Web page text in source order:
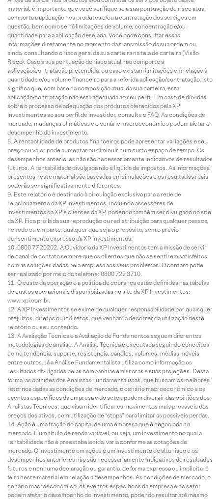
material, é importante que você verifique se a sua pontuação de risco atual
comporta a aplicação nos produtos e/ou a contratação dos serviços em
questão, bem como se há limitações de volume, concentração e/ou
quantidade para a aplicação desejada. Você pode consultar essas
informações diretamente no momento da transmissão da sua ordem ou,
ainda, consultando o risco geral da sua carteira na tela de carteira (Visão
Risco). Caso a sua pontuação de risco atual não comporte a
aplicação/contratação pretendida, ou caso existam limitações em relação à
quantidade e/ou volume financeiro para a referida aplicação/contratação, isto
significa que, com base na composição atual da sua carteira, esta
aplicação/contratação não está adequada ao seu perfil. Em caso de dúvidas
sobre o processo de adequação dos produtos oferecidos pela XP
Investimentos ao seu perfil de investidor, consulte o FAQ. As condições de
mercado, mudanças climáticas e o cenário macroeconômico podem afetar o
desempenho do investimento.
A rentabilidade de produtos financeiros pode apresentar variações e seu
preço ou valor pode aumentar ou diminuir num curto espaço de tempo. Os
desempenhos anteriores não são necessariamente indicativos de resultados
futuros. A rentabilidade divulgada não é líquida de impostos. As informações
presentes neste material são baseadas em simulações e os resultados reais
poderão ser significativamente diferentes.
Este relatório é destinado à circulação exclusiva para a rede de
relacionamento da XP Investimentos, incluindo assessores de
investimentos da XP e clientes da XP, podendo também ser divulgado no site
da XP. Fica proibida sua reprodução ou redistribuição para qualquer pessoa,
no todo ou em parte, qualquer que seja o propósito, sem o prévio
consentimento expresso da XP Investimentos.
0800 77 20202. A Ouvidoria da XP Investimentos tem a missão de servir
de canal de contato sempre que os clientes que não se sentirem satisfeitos
com as soluções dadas pela empresa aos seus problemas. O contato pode
ser realizado por meio do telefone: 0800 722 3710.
O custo da operação e a política de cobrança estão definidos nas tabelas
de custos operacionais disponibilizadas no site da XP Investimentos:
www.xpi.com.br.
A XP Investimentos se exime de qualquer responsabilidade por quaisquer
prejuízos, diretos ou indiretos, que venham a decorrer da utilização deste
relatório ou seu conteúdo.
A Avaliação Técnica e a Avaliação de Fundamentos seguem diferentes
metodologias de análise. A Análise Técnica é executada seguindo conceitos
como tendência, suporte, resistência, candles, volumes, médias móveis
entre outros. Já a Análise Fundamentalista utiliza como informação os
resultados divulgados pelas companhias emissoras e suas projeções. Desta
forma, as opiniões dos Analistas Fundamentalistas, que buscam os melhores
retornos dadas as condições de mercado, o cenário macroeconômico e os
eventos específicos da empresa e do setor, podem divergir das opiniões dos
Analistas Técnicos, que visam identificar os movimentos mais prováveis dos
preços dos ativos, com utilização de “stops” para limitar as possíveis perdas.
Ação é uma fração do capital de uma empresa que é negociada no
mercado. É um título de renda variável, ou seja, um investimento no qual a
rentabilidade não é preestabelecida, varia conforme as cotações de
mercado. O investimento em ações é um investimento de alto risco e os
desempenhos anteriores não são necessariamente indicativos de resultados
futuros e nenhuma declaração ou garantia, de forma expressa ou implícita, é
feita neste material em relação a desempenhos. As condições de mercado, o
cenário macroeconômico, os eventos específicos da empresa e do setor
podem afetar o desempenho do investimento, podendo resultar até mesmo